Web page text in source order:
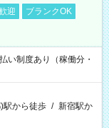
迎
ブランクOK
制度あり（稼働分・
駅から徒歩 / 新宿駅か